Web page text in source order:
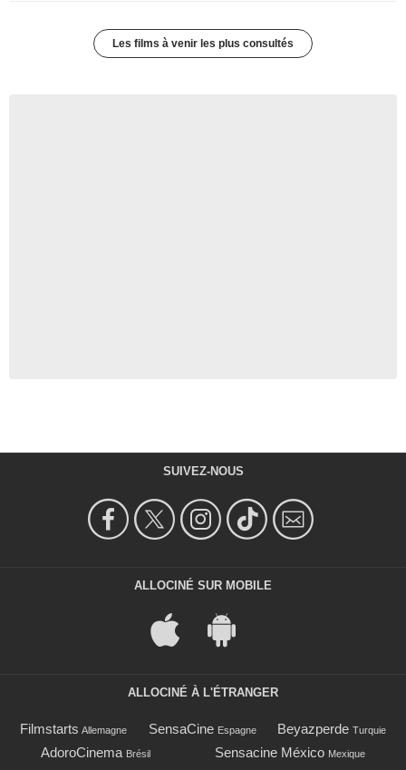
Les films à venir les plus consultés
SUIVEZ-NOUS
ALLOCINÉ SUR MOBILE
ALLOCINÉ À L'ÉTRANGER
Filmstarts Allemagne SensaCine Espagne Beyazperde Turquie
AdoroCinema Brésil Sensacine México Mexique